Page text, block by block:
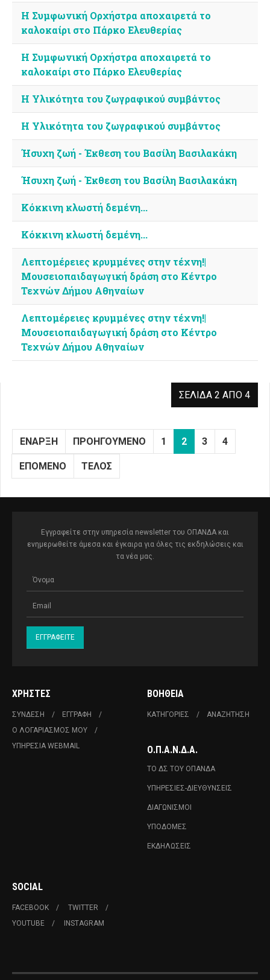
Η Συμφωνική Ορχήστρα αποχαιρετά το
καλοκαίρι στο Πάρκο Ελευθερίας
Η Συμφωνική Ορχήστρα αποχαιρετά το
καλοκαίρι στο Πάρκο Ελευθερίας
Η Υλικότητα του ζωγραφικού συμβάντος
Η Υλικότητα του ζωγραφικού συμβάντος
Ήσυχη ζωή - Έκθεση του Βασίλη Βασιλακάκη
Ήσυχη ζωή - Έκθεση του Βασίλη Βασιλακάκη
Κόκκινη κλωστή δεμένη...
Κόκκινη κλωστή δεμένη...
Λεπτομέρειες κρυμμένες στην τέχνη!|
Μουσειοπαιδαγωγική δράση στο Κέντρο
Τεχνών Δήμου Αθηναίων
Λεπτομέρειες κρυμμένες στην τέχνη!|
Μουσειοπαιδαγωγική δράση στο Κέντρο
Τεχνών Δήμου Αθηναίων
ΣΕΛΊΔΑ 2 ΑΠΌ 4
ΈΝΑΡΞΗ ΠΡΟΗΓΟΎΜΕΝΟ 1 2 3 4
ΕΠΌΜΕΝΟ ΤΈΛΟΣ
Εγγραφείτε στην υπηρεσία newsletter του ΟΠΑΝΔΑ και
ενημερωθείτε άμεσα και έγκαιρα για όλες τις εκδηλώσεις και
τα νέα μας.
ΧΡΉΣΤΕΣ
ΣΎΝΔΕΣΗ
ΕΓΓΡΑΦΉ
Ο ΛΟΓΑΡΙΑΣΜΌΣ ΜΟΥ
ΥΠΗΡΕΣΊΑ WEBMAIL
ΒΟΉΘΕΙΑ
ΚΑΤΗΓΟΡΊΕΣ ΑΝΑΖΉΤΗΣΗ
Ο.Π.Α.Ν.Δ.Α.
ΤΟ ΔΣ ΤΟΥ ΟΠΑΝΔΑ
ΥΠΗΡΕΣΊΕΣ-ΔΙΕΥΘΎΝΣΕΙΣ
ΔΙΑΓΩΝΙΣΜΟΊ
ΥΠΟΔΟΜΈΣ
ΕΚΔΗΛΏΣΕΙΣ
SOCIAL
FACEBOOK
TWITTER
YOUTUBE
INSTAGRAM